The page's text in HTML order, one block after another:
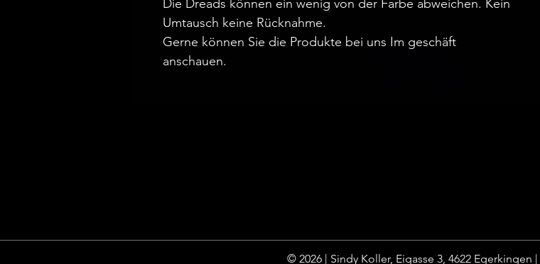
Die Dreads können ein wenig von der Farbe abweichen. Kein
Umtausch keine Rücknahme.
Gerne können Sie die Produkte bei uns Im geschäft
anschauen.
© 2026 | Sindy Koller, Eigasse 3, 4622 Egerkingen |